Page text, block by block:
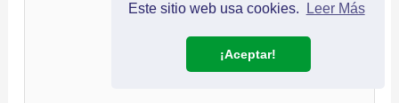
Este sitio web usa cookies. Leer Más
¡Aceptar!